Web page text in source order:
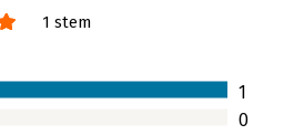
1 stem
1
0